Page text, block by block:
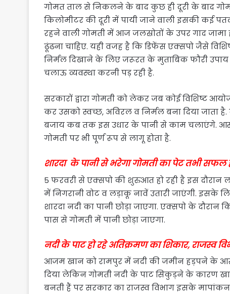
गोमत ताल से निकलने के बाद कुछ ही दूरी के बाद
किलोमीटर की दूरी में पायी जाने वाली इसकी कई
रहने वाली गोमती में आज जलस्रोतों के उपर गाद
ढूंढना चाहिए. यही वजह है कि डिफेंस एक्सपो जैसे
निर्मल दिखाने के लिए जरूरत के मुताबिक फौरी
चलाऊ व्यवस्था करनी पड़ रही है.
सरकारों द्वारा गोमती को लेकर जब कोई विशिष्ट
कर उसको स्वच्छ, अविरल व निर्मल बना दिया
बजाय कब तक इस उधार के पानी से काम चलाएंगे.
गोमती पर भी पूर्ण रूप से लागू होता है.
शारदा के पानी से भरेगा गोमती का पेट तभी सफल
5 फरवरी से एक्सपो की शुरुआत हो रही है इस दौरान
में निगरानी वोट व लड़ाकू नावें उतारी जाएंगी. इसके
शारदा नदी का पानी छोड़ा जाएगा. एक्सपो के
पास से गोमती में पानी छोड़ा जाएगा.
नदी के पाट हो रहे अतिक्रमण का शिकार, राजस्व
आजम खान को रामपुर में नदी की जमीन हड़पने के
दिया लेकिन गोमती नदी के पाट सिकुड़ने के कारण
बनती हैं पर सरकार का राजस्व विभाग इसके